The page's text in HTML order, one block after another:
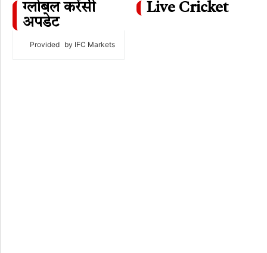
ग्लोबल करेंसी
अपडेट
Provided by IFC Markets
Live Cricket